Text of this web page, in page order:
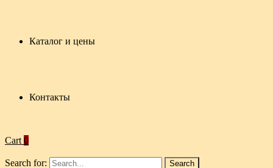
Каталог и цены
Контакты
Cart 0
Search for: